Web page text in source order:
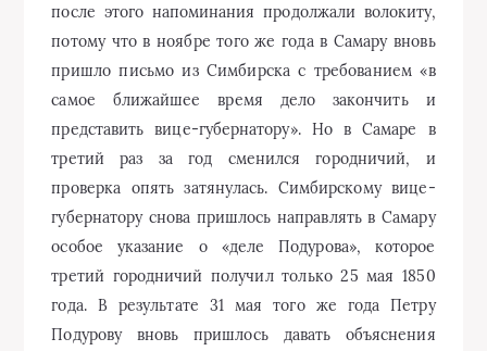
после этого напоминания продолжали волокиту,
потому что в ноябре того же года в Самару вновь
пришло письмо из Симбирска с требованием «в
самое ближайшее время дело закончить и
представить вице-губернатору». Но в Самаре в
третий раз за год сменился городничий, и
проверка опять затянулась. Симбирскому вице-
губернатору снова пришлось направлять в Самару
особое указание о «деле Подурова», которое
третий городничий получил только 25 мая 1850
года. В результате 31 мая того же года Петру
Подурову вновь пришлось давать объяснения